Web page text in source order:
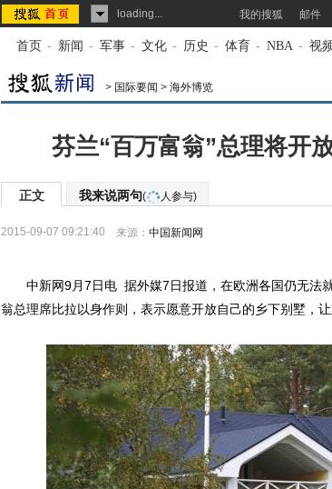
loading... 我的搜狐 邮件
首页 - 新闻 - 军事 - 文化 - 历史 - 体育 - NBA - 视
> 国际要闻 > 海外博览
芬兰“百万富翁”总理将开
正文 我来说两句( 人参与)
2015-09-07 09:21:40 来源： 中国新闻网
中新网9月7日电 据外媒7日报道，在欧洲各国仍无法
翁总理席比拉以身作则，表示愿意开放自己的乡下别墅，让